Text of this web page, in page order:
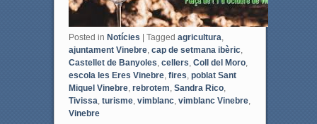
Posted in Notícies Tagged agricultura,
ajuntament Vinebre, cap de setmana ibèric,
Castellet de Banyoles, cellers, Coll del Moro,
escola les Eres Vinebre, fires, poblat Sant
Miquel Vinebre, rebrotem, Sandra Rico,
Tivissa, turisme, vimblanc, vimblanc Vinebre,
Vinebre